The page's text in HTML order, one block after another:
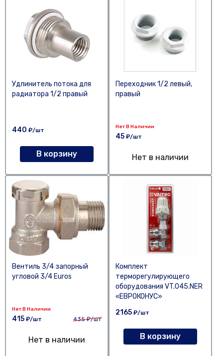
Удлинитель потока для
радиатора 1/2 правый
440 ₽/шт
В корзину
Переходник 1/2 левый,
правый
Нет В Наличии
45 ₽/шт
Нет в наличии
Вентиль 3/4 запорный
угловой 3/4 Euros
Нет В Наличии
415 ₽/шт 435₽/шт
Нет в наличии
Комплект
терморегулирующего
оборудования VT.045.NER
«ЕВРОКОНУС»
2165 ₽/шт
В корзину